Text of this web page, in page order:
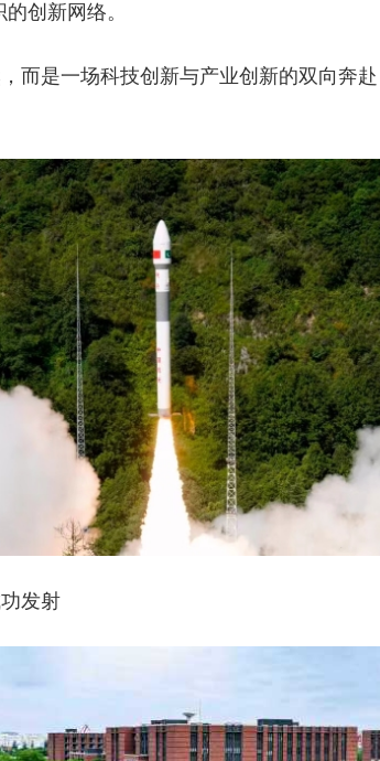
创新网络。
而是一场科技创新与产业创新的双向奔
发射